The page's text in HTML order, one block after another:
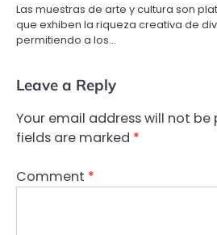
Las muestras de arte y cultura son
que exhiben la riqueza creativa de
permitiendo a los…
Leave a Reply
Your email address will not be
fields are marked *
Comment *